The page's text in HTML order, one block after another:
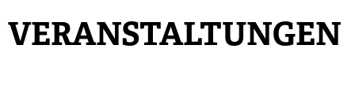
VERANSTALTUNGEN